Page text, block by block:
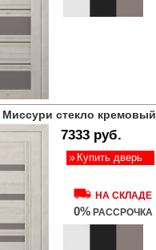
стекло кремовый
7333 руб.
Купить дверь
НА СКЛАДЕ
0% РАССРОЧКА